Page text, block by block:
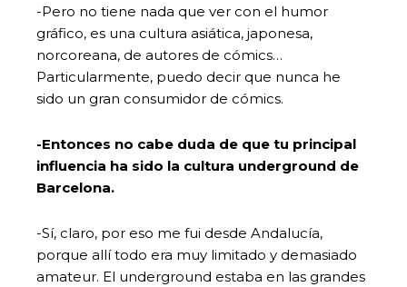
-Pero no tiene nada que ver con el humor
gráfico, es una cultura asiática, japonesa,
norcoreana, de autores de cómics…
Particularmente, puedo decir que nunca he
sido un gran consumidor de cómics.
-Entonces no cabe duda de que tu principal
influencia ha sido la cultura underground de
Barcelona.
-Sí, claro, por eso me fui desde Andalucía,
porque allí todo era muy limitado y demasiado
amateur. El underground estaba en las grandes